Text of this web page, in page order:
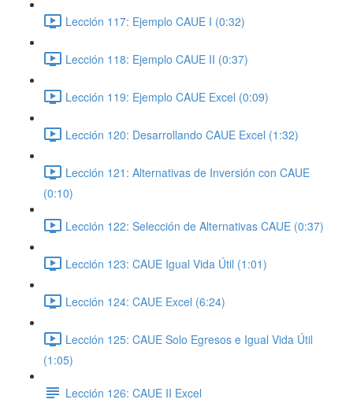
Lección 117: Ejemplo CAUE I (0:32)
Lección 118: Ejemplo CAUE II (0:37)
Lección 119: Ejemplo CAUE Excel (0:09)
Lección 120: Desarrollando CAUE Excel (1:32)
Lección 121: Alternativas de Inversión con CAUE
(0:10)
Lección 122: Selección de Alternativas CAUE (0:37)
Lección 123: CAUE Igual Vida Útil (1:01)
Lección 124: CAUE Excel (6:24)
Lección 125: CAUE Solo Egresos e Igual Vida Útil
(1:05)
Lección 126: CAUE II Excel